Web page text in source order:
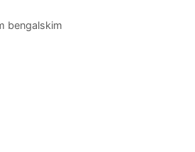
bengalskim